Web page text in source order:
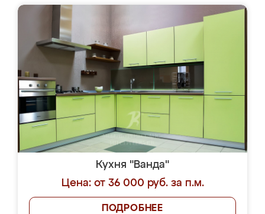
Кухня "Ванда"
Цена: от 36 000 руб. за п.м.
ПОДРОБНЕЕ